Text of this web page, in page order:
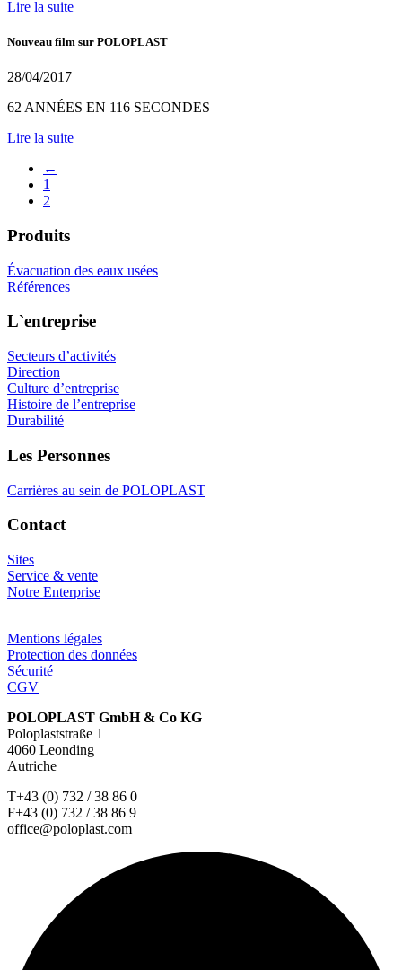
Lire la suite
Nouveau film sur POLOPLAST
28/04/2017
62 ANNÉES EN 116 SECONDES
Lire la suite
←
1
2
Produits
Évacuation des eaux usées
Références
L`entreprise
Secteurs d’activités
Direction
Culture d’entreprise
Histoire de l’entreprise
Durabilité
Les Personnes
Carrières au sein de POLOPLAST
Contact
Sites
Service & vente
Notre Enterprise
Mentions légales
Protection des données
Sécurité
CGV
POLOPLAST GmbH & Co KG
Poloplaststraße 1
4060 Leonding
Autriche
T+43 (0) 732 / 38 86 0
F+43 (0) 732 / 38 86 9
office@poloplast.com